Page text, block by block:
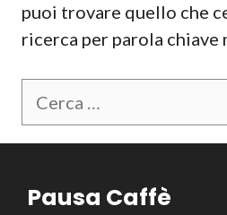
puoi trovare quello che
ricerca per parola chiave
Ricerca
Pausa Caffè